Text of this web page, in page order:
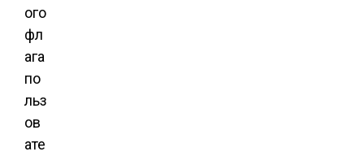
ого
фл
ага
по
льз
ов
ате